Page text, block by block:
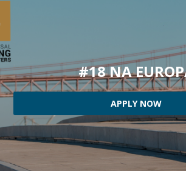
#18 NA
APPLY NOW